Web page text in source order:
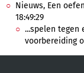
Nieuws, Een
18:49:29
...spelen tegen
voorbereiding